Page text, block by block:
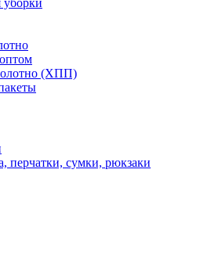
(ХПП)
перчатки, сумки, рюкзаки